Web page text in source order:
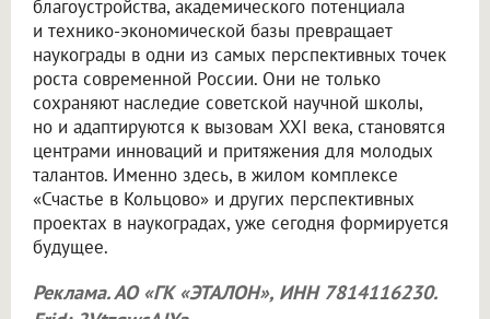
благоустройства, академического потенциала
и технико-экономической базы превращает
наукограды в одни из самых перспективных точек
роста современной России. Они не только
сохраняют наследие советской научной школы,
но и адаптируются к вызовам XXI века, становятся
центрами инноваций и притяжения для молодых
талантов. Именно здесь, в жилом комплексе
«Счастье в Кольцово» и других перспективных
проектах в наукоградах, уже сегодня формируется
будущее.
Реклама. АО «ГК «ЭТАЛОН», ИНН 7814116230.